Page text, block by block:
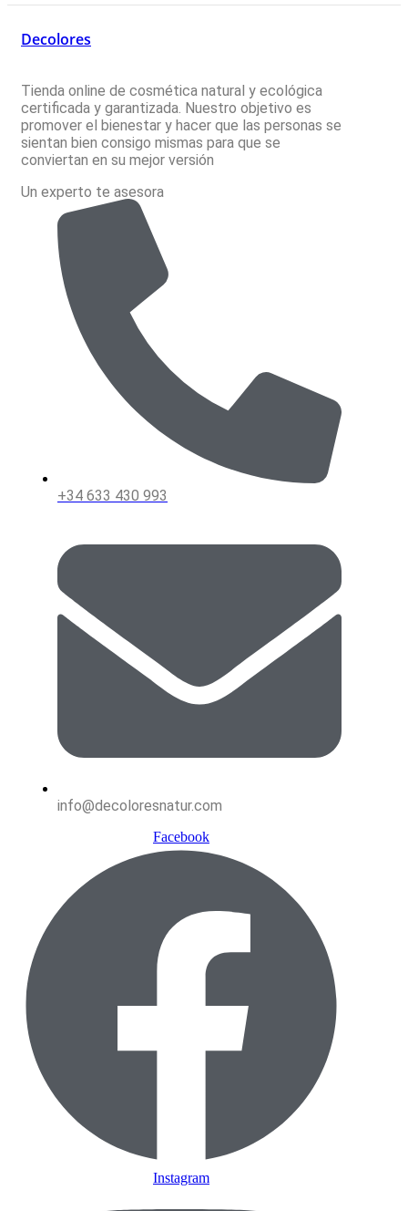
Decolores
Tienda online de cosmética natural y ecológica
certificada y garantizada. Nuestro objetivo es
promover el bienestar y hacer que las personas se
sientan bien consigo mismas para que se
conviertan en su mejor versión
Un experto te asesora
+34 633 430 993
info@decoloresnatur.com
Facebook
Instagram